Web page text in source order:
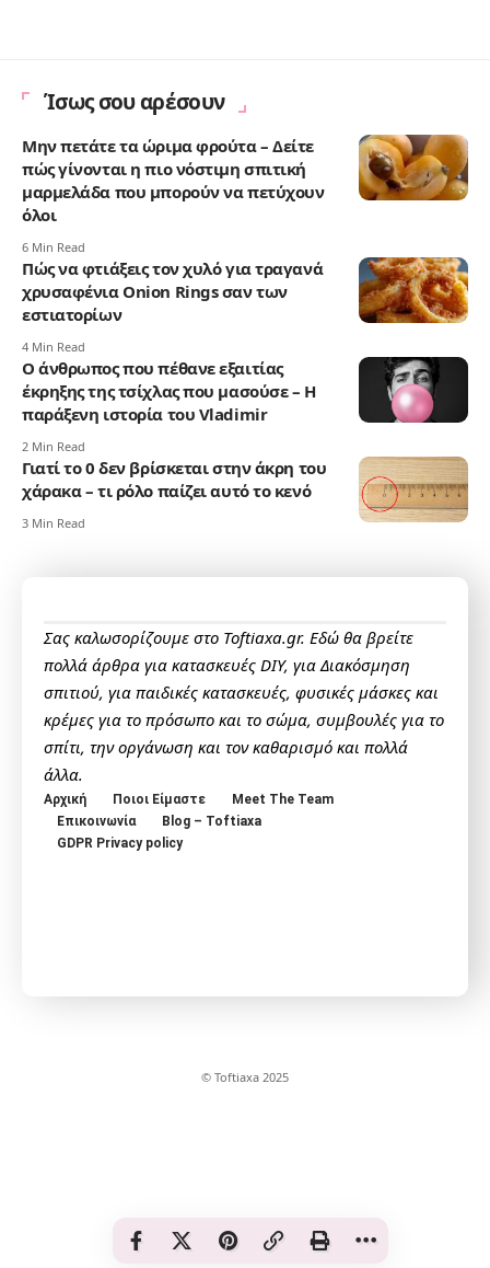
Ίσως σου αρέσουν
Μην πετάτε τα ώριμα φρούτα – Δείτε
πώς γίνονται η πιο νόστιμη σπιτική
μαρμελάδα που μπορούν να πετύχουν
όλοι
6 Min Read
Πώς να φτιάξεις τον χυλό για τραγανά
χρυσαφένια Onion Rings σαν των
εστιατορίων
4 Min Read
Ο άνθρωπος που πέθανε εξαιτίας
έκρηξης της τσίχλας που μασούσε – Η
παράξενη ιστορία του Vladimir
2 Min Read
Γιατί το 0 δεν βρίσκεται στην άκρη του
χάρακα – τι ρόλο παίζει αυτό το κενό
3 Min Read
Σας καλωσορίζουμε στο Toftiaxa.gr. Εδώ θα βρείτε
πολλά άρθρα για κατασκευές DIY, για Διακόσμηση
σπιτιού, για παιδικές κατασκευές, φυσικές μάσκες και
κρέμες για το πρόσωπο και το σώμα, συμβουλές για το
σπίτι, την οργάνωση και τον καθαρισμό και πολλά
άλλα.
Αρχική Ποιοι Είμαστε
Meet The Team
Επικοινωνία
Blog – Toftiaxa
GDPR Privacy policy
© Toftiaxa 2025